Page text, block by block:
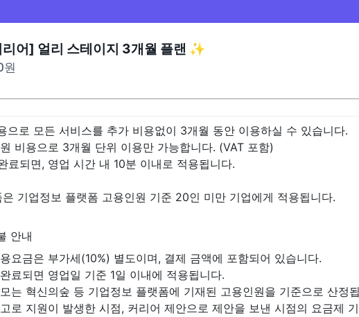
어] 얼리 스테이지 3개월 플랜 ✨
원
으로 모든 서비스를 추가 비용없이 3개월 동안 이용하실 수 있습니다.
비용으로 3개월 단위 이용만 가능합니다. (VAT 포함)
료되면, 영업 시간 내 10분 이내로 적용됩니다.
기업정보 플랫폼 고용인원 기준 20인 미만 기업에게 적용됩니다.
안내
요금은 부가세(10%) 별도이며, 결제 금액에 포함되어 있습니다.
료되면 영업일 기준 1일 이내에 적용됩니다.
는 혁신의숲 등 기업정보 플랫폼에 기재된 고용인원을 기준으로 산정
로 지원이 발생한 시점, 커리어 제안으로 제안을 보낸 시점의 요금제